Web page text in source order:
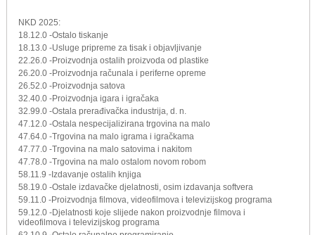
NKD 2025:
18.12.0 -Ostalo tiskanje
18.13.0 -Usluge pripreme za tisak i objavljivanje
22.26.0 -Proizvodnja ostalih proizvoda od plastike
26.20.0 -Proizvodnja računala i periferne opreme
26.52.0 -Proizvodnja satova
32.40.0 -Proizvodnja igara i igračaka
32.99.0 -Ostala prerađivačka industrija, d. n.
47.12.0 -Ostala nespecijalizirana trgovina na malo
47.64.0 -Trgovina na malo igrama i igračkama
47.77.0 -Trgovina na malo satovima i nakitom
47.78.0 -Trgovina na malo ostalom novom robom
58.11.9 -Izdavanje ostalih knjiga
58.19.0 -Ostale izdavačke djelatnosti, osim izdavanja softvera
59.11.0 -Proizvodnja filmova, videofilmova i televizijskog programa
59.12.0 -Djelatnosti koje slijede nakon proizvodnje filmova i
videofilmova i televizijskog programa